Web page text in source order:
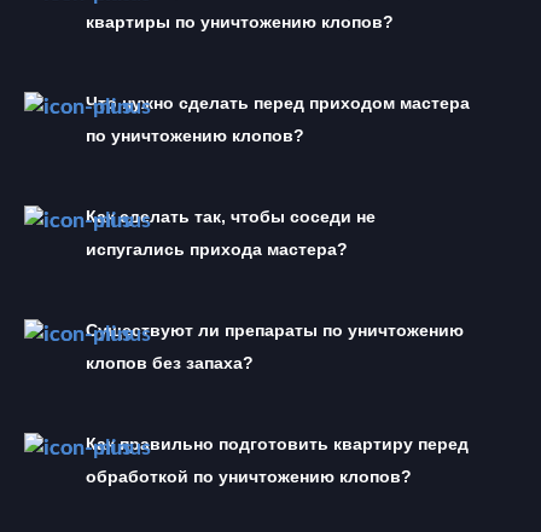
квартиры по уничтожению клопов?
Что нужно сделать перед приходом мастера
по уничтожению клопов?
Как сделать так, чтобы соседи не
испугались прихода мастера?
Существуют ли препараты по уничтожению
клопов без запаха?
Как правильно подготовить квартиру перед
обработкой по уничтожению клопов?